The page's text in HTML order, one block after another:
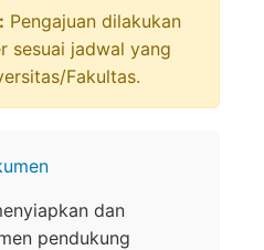
Pengajuan dilakukan
sesuai jadwal yang
Fakultas.
dan
pendukung